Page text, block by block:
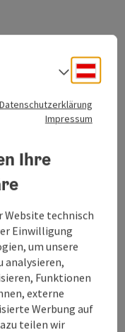
Datenschutzerklärung
Impressum
Ihre
Website technisch
Einwilligung
um unsere
analysieren,
Funktionen
externe
Werbung auf
teilen wir